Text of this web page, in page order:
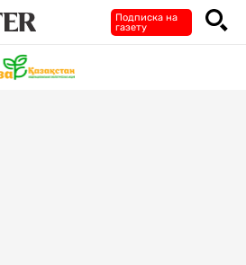
Подписка на
газету